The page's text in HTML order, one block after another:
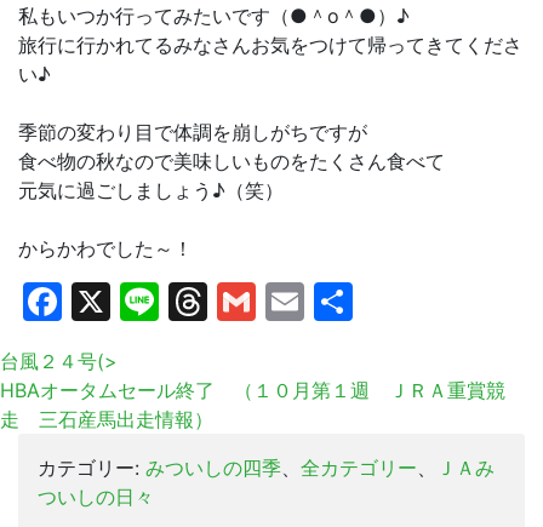
私もいつか行ってみたいです（●＾o＾●）♪
旅行に行かれてるみなさんお気をつけて帰ってきてくださ
い♪
季節の変わり目で体調を崩しがちですが
食べ物の秋なので美味しいものをたくさん食べて
元気に過ごしましょう♪（笑）
からかわでした～！
Facebook
X LineThreads
Gmail
Email
台風２４号(>
HBAオータムセール終了 （１０月第１週 ＪＲＡ重賞競
走 三石産馬出走情報）
カテゴリー: みついしの四季、 全カテゴリー、
ＪＡみ
ついしの日々